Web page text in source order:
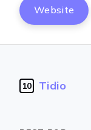
Website
10 Tidio